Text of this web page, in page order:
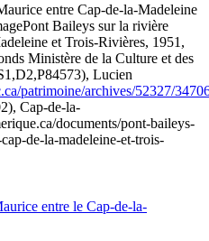
entre Cap-de-la-Madeleine
Pont Baileys sur la rivière
et Trois-Rivières, 1951,
Ministère de la Culture et des
Lucien
patrimoine/archives/52327/
Cap-de-la-
documents/pont-baileys-
de-la-madeleine-et-trois-
entre le Cap-de-la-